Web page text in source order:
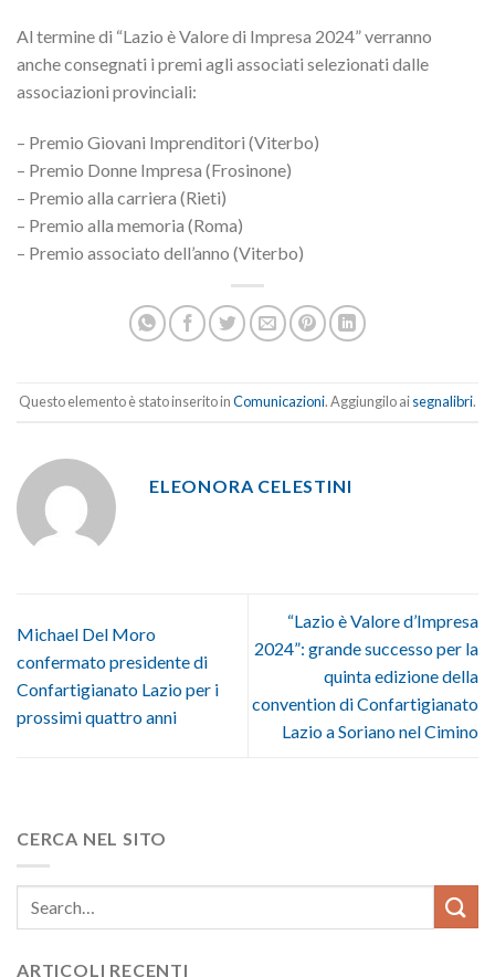
Al termine di “Lazio è Valore di Impresa 2024”verranno
anche consegnati i premi agli associati selezionati dalle
associazioni provinciali:
– Premio Giovani Imprenditori (Viterbo)
– Premio Donne Impresa (Frosinone)
– Premio alla carriera (Rieti)
– Premio alla memoria (Roma)
– Premio associato dell’anno (Viterbo)
Questo elemento è stato inserito inComunicazioni. Aggiungilo aisegnalibri.
ELEONORA CELESTINI
Michael Del Moro
confermato presidente di
Confartigianato Lazio per i
prossimi quattro anni
“Lazio è Valore d’Impresa
2024”: grande successo per la
quinta edizione della
convention di Confartigianato
Lazio a Soriano nel Cimino
CERCA NEL SITO
ARTICOLI RECENTI